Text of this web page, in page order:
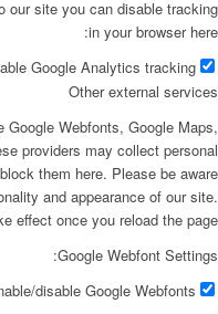
our site you can disable tracking
in your browser here:
Google Analytics tracking.
Other external services
Webfonts, Google Maps,
providers may collect personal
them here. Please be aware
and appearance of our site.
effect once you reload the page.
Google Webfont Settings:
disable Google Webfonts.